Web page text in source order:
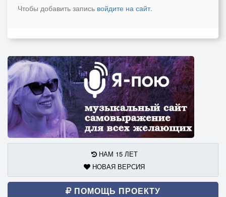
Чтобы добавить запись войдите на сайт.
НАМ 15 ЛЕТ
НОВАЯ ВЕРСИЯ
ПОМОЩЬ ПРОЕКТУ